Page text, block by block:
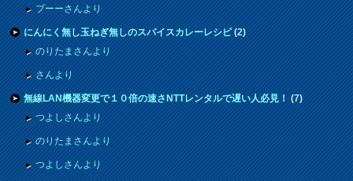
プーーさんより
にんにく無し玉ねぎ無しのスパイスカレーレシピ(2)
のりたまさんより
さんより
無線LAN機器変更で１０倍の速さNTTレンタルで遅い人必見！(7)
つよしさんより
のりたまさんより
つよしさんより